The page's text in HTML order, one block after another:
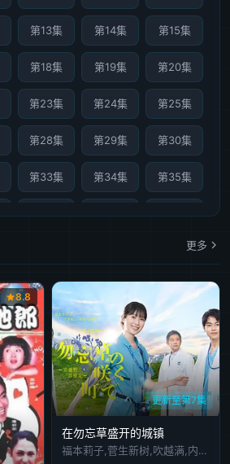
第13集 第14集 第15集
第18集 第19集 第20集
第23集 第24集 第25集
第28集 第29集 第30集
第33集 第34集 第35集
更多
8.8
更新至第7集
在勿忘草盛开的城镇
福本莉子,菅生新树,吹越满,内藤刚志